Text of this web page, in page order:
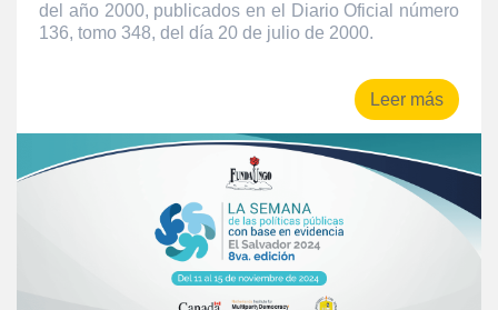
del año 2000, publicados en el Diario Oficial número
136, tomo 348, del día 20 de julio de 2000.
Leer más